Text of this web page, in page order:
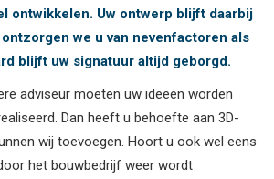
ontwikkelen. Uw ontwerp blijft daarbij
we u van nevenfactoren als
blijft uw signatuur altijd geborgd.
adviseur moeten uw ideeën worden
Dan heeft u behoefte aan 3D-
wij toevoegen. Hoort u ook wel eens
het bouwbedrijf weer wordt